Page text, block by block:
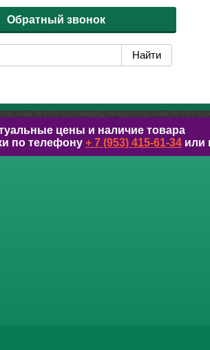
Обратный звонок
цены и наличие товара
по телефону + 7 (953) 415-61-34 или